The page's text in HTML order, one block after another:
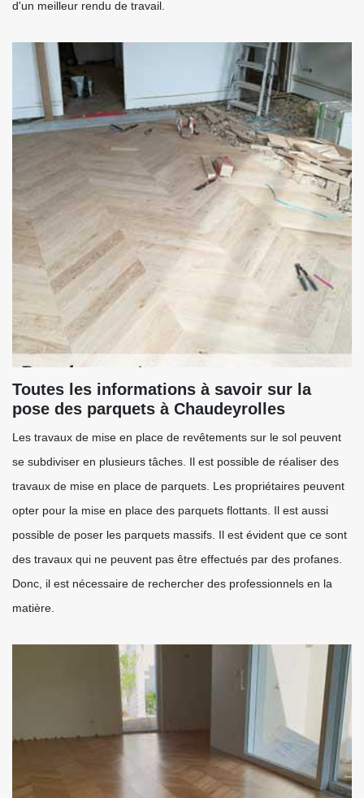
d'un meilleur rendu de travail.
Toutes les informations à savoir sur la
pose des parquets à Chaudeyrolles
Les travaux de mise en place de revêtements sur le sol peuvent
se subdiviser en plusieurs tâches. Il est possible de réaliser des
travaux de mise en place de parquets. Les propriétaires peuvent
opter pour la mise en place des parquets flottants. Il est aussi
possible de poser les parquets massifs. Il est évident que ce sont
des travaux qui ne peuvent pas être effectués par des profanes.
Donc, il est nécessaire de rechercher des professionnels en la
matière.